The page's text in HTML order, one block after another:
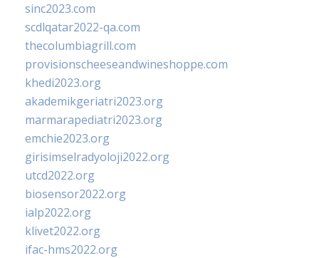
sinc2023.com
scdlqatar2022-qa.com
thecolumbiagrill.com
provisionscheeseandwineshoppe.com
khedi2023.org
akademikgeriatri2023.org
marmarapediatri2023.org
emchie2023.org
girisimselradyoloji2022.org
utcd2022.org
biosensor2022.org
ialp2022.org
klivet2022.org
ifac-hms2022.org